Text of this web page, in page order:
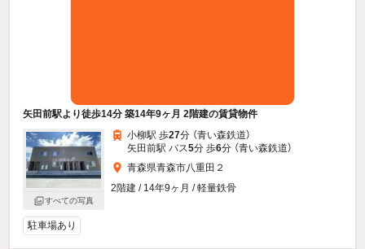
矢田前駅より徒歩14分 築14年9ヶ月 2階建の賃貸物件
すべての写真
小柳駅 歩27分 （青い森鉄道）
矢田前駅 バス5分 歩6分 （青い森鉄道）
青森県青森市八重田２
2階建 / 14年9ヶ月 / 軽量鉄骨
駐車場あり